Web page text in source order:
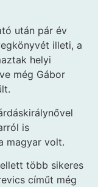
után pár év
illeti, a
helyi
még Gábor
is
magyar volt.
több sikeres
címűt még